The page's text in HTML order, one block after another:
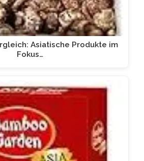
Asiatische Produkte im
Fokus…